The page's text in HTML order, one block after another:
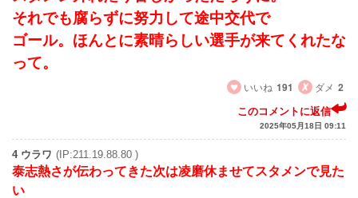
それでも腐らずに努力して途中交代で
ゴール。ほんとに素晴らしい選手が来てくれたな
って。
いいね 191 ダメ 2
このコメントに返信
2025年05月18日 09:11
4 ウラワ (IP:211.19.88.80 )
泰志熱さが伝わってきた次は凌磨休ませてスタメンで見た
い